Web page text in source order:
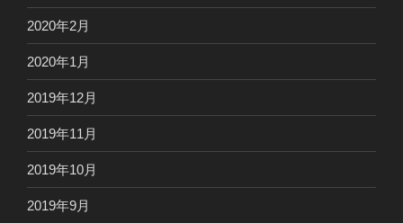
2020年2月
2020年1月
2019年12月
2019年11月
2019年10月
2019年9月